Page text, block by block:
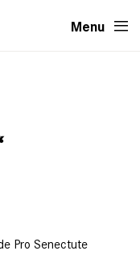
Menu
Pro Senectute